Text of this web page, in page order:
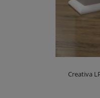
Creativa